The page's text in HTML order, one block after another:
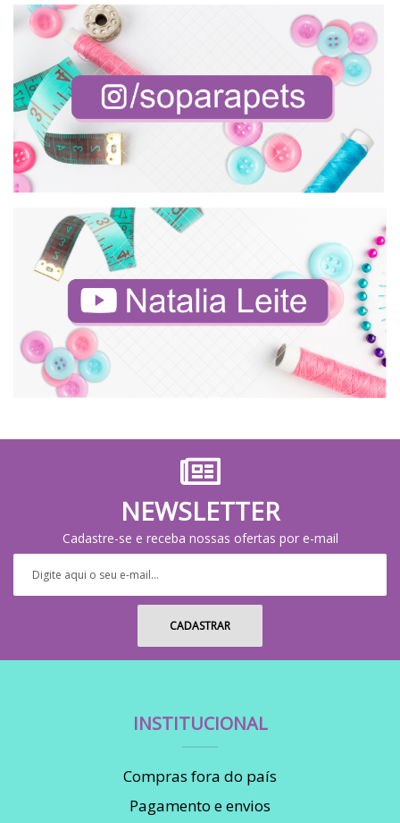
NEWSLETTER
Cadastre-se e receba nossas ofertas por e-mail
INSTITUCIONAL
Compras fora do país
Pagamento e envios